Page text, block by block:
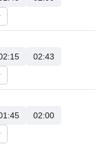
02:43
02:00